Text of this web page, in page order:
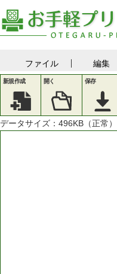
ファイル 編集
新規作成 開く 保存
データサイズ： 496KB（正常）